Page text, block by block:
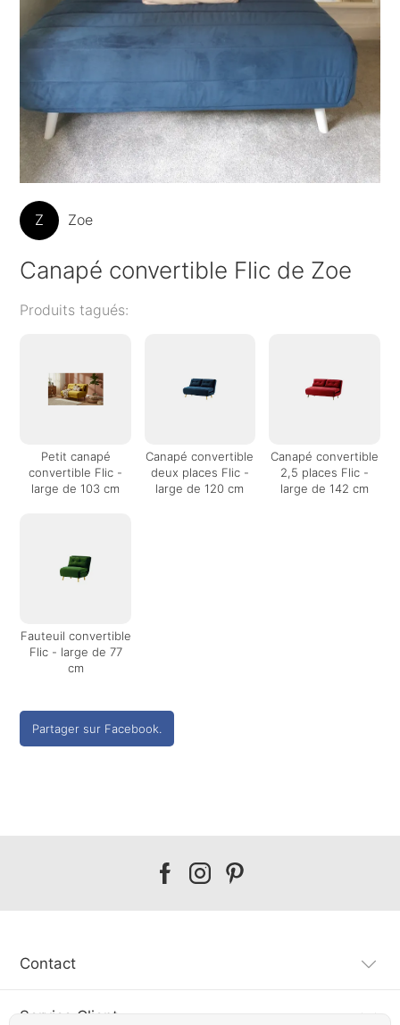
Z Zoe
Canapé convertible Flic de Zoe
Produits tagués:
Petit canapé
convertible Flic -
large de 103 cm
Canapé convertible
deux places Flic -
large de 120 cm
Canapé convertible
2,5 places Flic -
large de 142 cm
Fauteuil convertible
Flic - large de 77
cm
Partager sur Facebook.
Our
Our
Our
Contact
Service Client